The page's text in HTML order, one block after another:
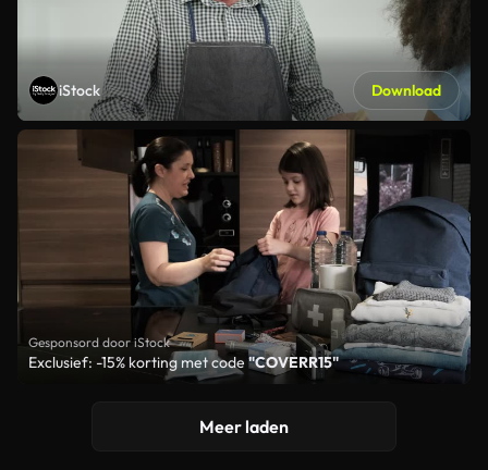
iStock Download
Gesponsord door iStock
Exclusief: -15% korting met code "COVERR15"
Meer laden